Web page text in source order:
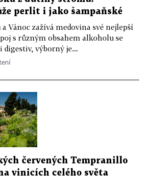
perlit i jako šampaňské
Vánoc zažívá medovina své nejlepší
s různým obsahem alkoholu se
výborný je...
červených Tempranillo
vinicích celého světa